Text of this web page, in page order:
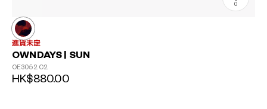
0
進貨未定
OWNDAYS | SUN
OE3052 C2
HK$880.00